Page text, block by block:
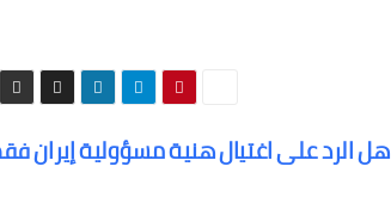
هل الرد على اغتيال هنية مسؤولية إيران